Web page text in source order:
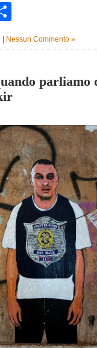
Nessun Commento »
parliamo